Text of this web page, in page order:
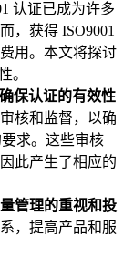
认证已成为许多
，获得 ISO9001
用。本文将探讨
。
保认证的有效性
核和监督，以确
求。这些审核
此产生了相应的
管理的重视和投
，提高产品和服